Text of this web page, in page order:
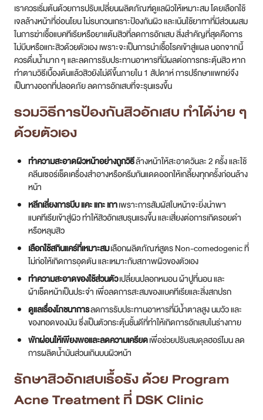
เราควรเริ่มต้นด้วยการปรับเปลี่ยนผลิตภัณฑ์ดูแลผิวให้เหมาะสม โดยเลือกใช้
เจลล้างหน้าที่อ่อนโยน ไม่รบกวนเกราะป้องกันผิว และเน้นใช้ยาทาที่มีส่วนผสม
ในการฆ่าเชื้อแบคทีเรียหรือยาแต้มสิวที่ลดการอักเสบ สิ่งสำคัญที่สุดคือการ
ไม่บีบหรือแกะสิวด้วยตัวเอง เพราะจะเป็นการนำเชื้อโรคเข้าสู่แผล นอกจากนี้
ควรดื่มน้ำมาก ๆ และลดการรับประทานอาหารที่มีผลต่อการกระตุ้นสิว หาก
ทำตามวิธีเบื้องต้นแล้วสิวยังไม่ดีขึ้นภายใน 1 สัปดาห์ การปรึกษาแพทย์จึง
เป็นทางออกที่ปลอดภัย ลดการอักเสบที่จะรุนแรงขึ้น
รวมวิธีการป้องกันสิวอักเสบ ทำได้ง่าย ๆ
ด้วยตัวเอง
ทำความสะอาดผิวหน้าอย่างถูกวิธีล้างหน้าให้สะอาดวันละ 2 ครั้ง และใช้
คลีนเซอร์เช็ดเครื่องสำอางหรือครีมกันแดดออกให้เกลี้ยงทุกครั้งก่อนล้าง
หน้า
หลีกเลี่ยงการบีบ แคะ แกะ เกาเพราะการสัมผัสใบหน้าจะยิ่งนำพา
แบคทีเรียเข้าสู่ผิว ทำให้สิวอักเสบรุนแรงขึ้น และเสี่ยงต่อการเกิดรอยดำ
หรือหลุมสิว
เลือกใช้สกินแคร์ที่เหมาะสมเลือกผลิตภัณฑ์สูตร Non-comedogenic ที่
ไม่ก่อให้เกิดการอุดตัน และเหมาะกับสภาพผิวของตัวเอง
ทำความสะอาดของใช้ส่วนตัวเปลี่ยนปลอกหมอน ผ้าปูที่นอน และ
ผ้าเช็ดหน้าเป็นประจำ เพื่อลดการสะสมของแบคทีเรียและสิ่งสกปรก
ดูแลเรื่องโภชนาการลดการรับประทานอาหารที่มีน้ำตาลสูง นมวัว และ
ของทอดของมัน ซึ่งเป็นตัวกระตุ้นชั้นดีที่ทำให้เกิดการอักเสบในร่างกาย
พักผ่อนให้เพียงพอและลดความเครียดเพื่อช่วยปรับสมดุลฮอร์โมน ลด
การผลิตน้ำมันส่วนเกินบนผิวหน้า
รักษาสิวอักเสบเรื้อรัง ด้วย Program
Acne Treatment ที่ DSK Clinic